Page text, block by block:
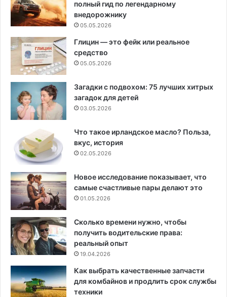
полный гид по легендарному
внедорожнику
05.05.2026
Глицин — это фейк или реальное
средство
05.05.2026
Загадки с подвохом: 75 лучших хитрых
загадок для детей
03.05.2026
Что такое ирландское масло? Польза,
вкус, история
02.05.2026
Новое исследование показывает, что
самые счастливые пары делают это
01.05.2026
Сколько времени нужно, чтобы
получить водительские права:
реальный опыт
19.04.2026
Как выбрать качественные запчасти
для комбайнов и продлить срок службы
техники